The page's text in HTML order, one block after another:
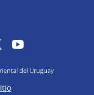
TwitterYouTube
del Uruguay